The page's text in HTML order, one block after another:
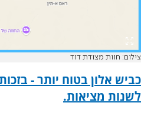
צילום: חוות מצודת דוד
כביש אלון בטוח יותר -
לשנות מציאות.